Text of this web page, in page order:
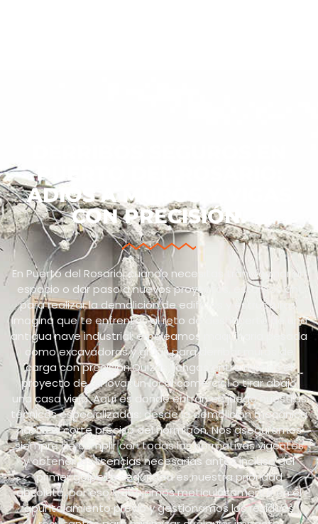
PUERTO DEL ROSARIO:
ADIÓS A MUROS Y VIGAS
CON PRECISIÓN.
En Puerto del Rosario, cuando necesitas transformar un
espacio o dar paso a nuevos proyectos, estamos ahí
para realizar la demolición de edificios y estructuras.
Imagina que te enfrentas al reto de deshacerte de una
antigua nave industrial: empleamos maquinaria pesada
como excavadoras y grúas para derribar muros de
carga con precisión.Quizás tengas entre manos el
proyecto de renovar un local comercial o tirar abajo
una casa vieja. Aquí es donde entran en juego nuestras
técnicas especializadas: desde la demolición mecánica
hasta el corte preciso del hormigón. Nos aseguramos
siempre de cumplir con todas las normativas vigentes
y obtener las licencias necesarias antes incluso del
primer golpe.La seguridad es nuestra prioridad
absoluta, por eso trabajamos meticulosamente en el
apuntalamiento previo y gestionamos los residuos